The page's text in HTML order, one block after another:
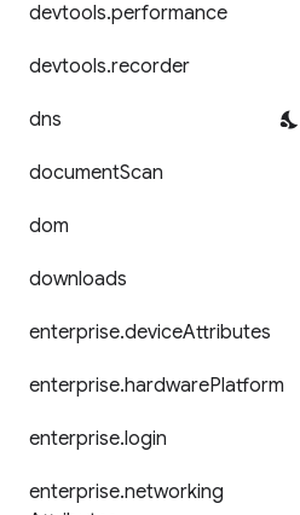
devtools.performance
devtools.recorder
dns
documentScan
dom
downloads
enterprise.deviceAttributes
enterprise.hardwarePlatform
enterprise.login
enterprise.networking